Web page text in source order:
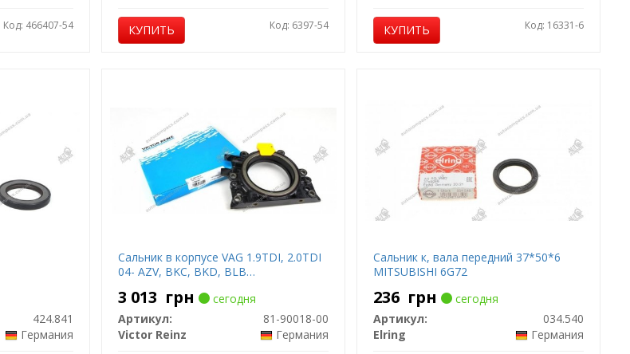
Код: 466407-54 КУПИТЬ Код: 6397-54 КУПИТЬ Код: 16331-6
424.841
Германия
Сальник в корпусе VAG 1.9TDI, 2.0TDI
04- AZV, BKC, BKD, BLB…
3 013 грн
сегодня
Артикул:
81-90018-00
Victor Reinz
Германия
Сальник к, вала передний 37*50*6
MITSUBISHI 6G72
236 грн
сегодня
Артикул:
034.540
Elring
Германия